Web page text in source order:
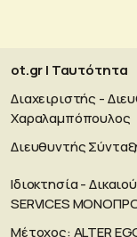
ot.gr | Ταυτότητα
Διαχειριστής -
Χαραλαμπόπουλος
Διευθυντής
Ιδιοκτησία -
SERVICES
Μέτοχος: ALTER